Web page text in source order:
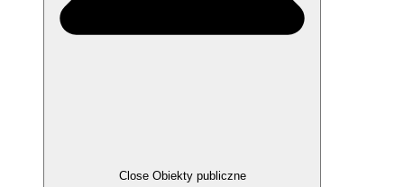
Close Obiekty publiczne